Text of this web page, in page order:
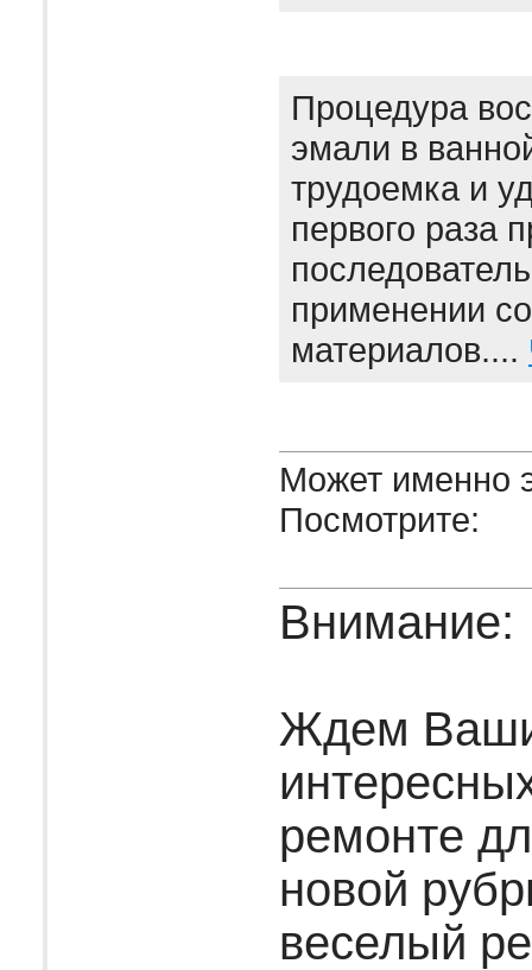
Процедура
эмали в
трудоемка и
первого раза
применении
материалов....
Может именно
Посмотрите:
Внимание:
Ждем
ремонте
новой
веселый